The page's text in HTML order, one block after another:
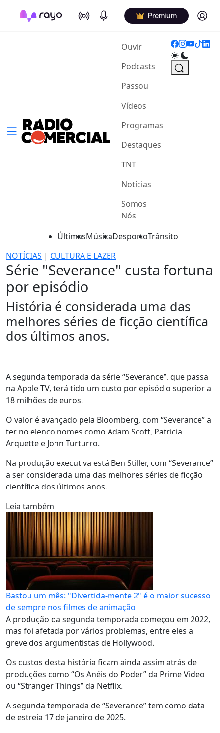
On Air Podcasts Premium Log in
Ouvir(current)
Podcasts
Passou
Vídeos
Programas
Destaques
TNT
Notícias
Somos
Nós
ÚltimasMúsicaDesportoTrânsito
NOTÍCIAS | CULTURA E LAZER
Série "Severance" custa fortuna
por episódio
História é considerada uma das
melhores séries de ficção científica
dos últimos anos.
A segunda temporada da série “Severance”, que passa
na Apple TV, terá tido um custo por episódio superior a
18 milhões de euros.
O valor é avançado pela Bloomberg, com “Severance” a
ter no elenco nomes como Adam Scott, Patricia
Arquette e John Turturro.
Na produção executiva está Ben Stiller, com “Severance”
a ser considerada uma das melhores séries de ficção
científica dos últimos anos.
Leia também
Bastou um mês: "Divertida-mente 2" é o maior sucesso
de sempre nos filmes de animação
A produção da segunda temporada começou em 2022,
mas foi afetada por vários problemas, entre eles a
greve dos argumentistas de Hollywood.
Os custos desta história ficam ainda assim atrás de
produções como “Os Anéis do Poder” da Prime Video
ou “Stranger Things” da Netflix.
A segunda temporada de “Severance” tem como data
de estreia 17 de janeiro de 2025.